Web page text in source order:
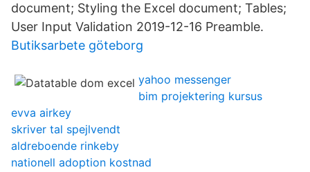
document; Styling the Excel document; Tables;
User Input Validation 2019-12-16 Preamble.
Butiksarbete göteborg
yahoo messenger
bim projektering kursus
evva airkey
skriver tal spejlvendt
aldreboende rinkeby
nationell adoption kostnad